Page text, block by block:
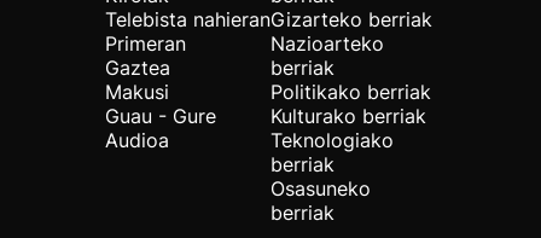
Telebista nahieran
Primeran
Gaztea
Makusi
Guau - Gure
Audioa
Gizarteko berriak
Nazioarteko
berriak
Politikako berriak
Kulturako berriak
Teknologiako
berriak
Osasuneko
berriak